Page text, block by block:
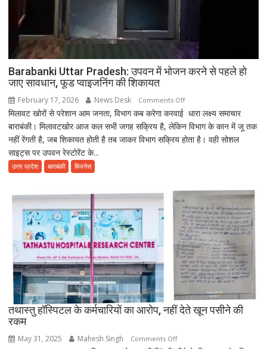
Barabanki Uttar Pradesh: उपवन में भोजन करने से पहले हो
जाए सावधान, फूड प्वाइजनिंग की शिकायत
February 17, 2026 News Desk Comments Offon
Barabanki
Uttar
Pradesh:
करने
से
पहले
हो
जाए
सावधान,
फूड
प्वाइजनिंग
की
शिकायत
मिलावट खोरों से परेशान आम जनता, विभाग कब करेगा करवाई धारा लक्ष्य समाचार
बाराबंकी। मिलावटखोर आज कल सभी जगह सक्रिय है, लेकिन विभाग के कान में जू तक
नहीं रेंगती है, जब शिकायत होती है तब जाकर विभाग सक्रिय होता है। वही सोशल
साइट्स पर उपवन रेस्टोरेंट के...
उत्तर प्रदेश बाराबंकी बिजनेस
तथास्तु हॉस्पिटल के कर्मचारियों का आरोप, नहीं देते खून पसीने की
रकम
May 31, 2025 Mahesh Singh Comments Offon